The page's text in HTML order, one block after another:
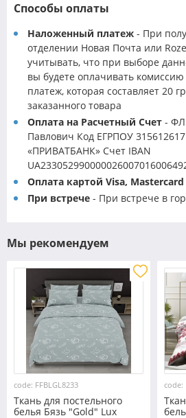
Способы оплаты
Наложенный платеж - При
отделении Новая Почта или
учитывать, что при выборе
вы будете оплачивать
платеж, которая составляет 20
заказанного товара
Оплата на Расчетный Счет -
Павлович Код ЕГРПОУ
«ПРИВАТБАНК» Счет IBAN
Оплата картой Visa, Mastercard
При встрече - При встрече в
Мы рекомендуем
code: FFBLGL8233
Ткань для постельного
белья Бязь "Gold" Lux
code: